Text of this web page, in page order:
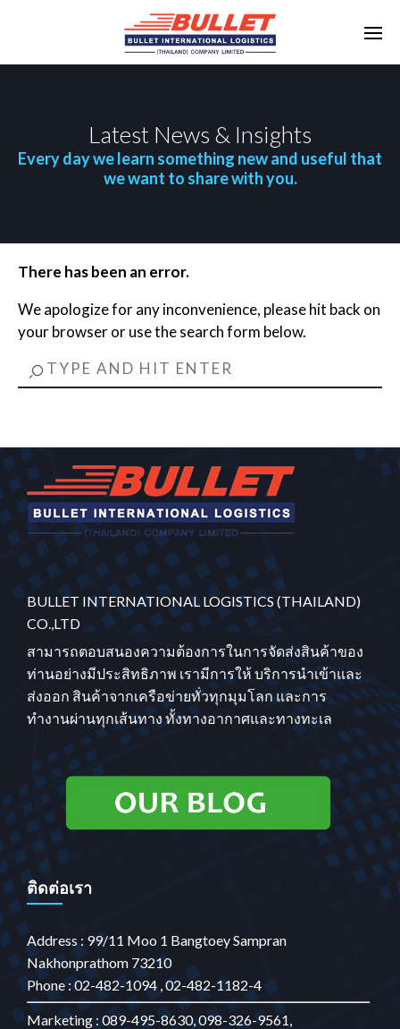
Latest News & Insights
Every day we learn something new and useful that
we want to share with you.
There has been an error.
We apologize for any inconvenience, please hit back on
your browser or use the search form below.
BULLET INTERNATIONAL LOGISTICS (THAILAND)
CO.,LTD
สามารถตอบสนองความต้องการในการจัดส่งสินค้าของ
ท่านอย่างมีประสิทธิภาพ เรามีการให้ บริการนำเข้าและ
ส่งออก สินค้าจากเครือข่ายทั่วทุกมุมโลก และการ
ทำงานผ่านทุกเส้นทาง ทั้งทางอากาศและทางทะเล
ติดต่อเรา
Address : 99/11 Moo 1 Bangtoey Sampran
Nakhonprathom 73210
Phone : 02-482-1094 , 02-482-1182-4
Marketing : 089-495-8630, 098-326-9561,